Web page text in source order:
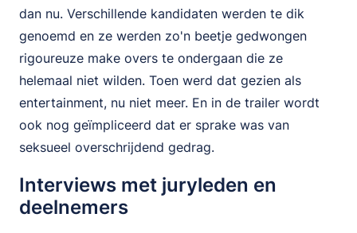
dan nu. Verschillende kandidaten werden te dik
genoemd en ze werden zo'n beetje gedwongen
rigoureuze make overs te ondergaan die ze
helemaal niet wilden. Toen werd dat gezien als
entertainment, nu niet meer. En in de trailer wordt
ook nog geïmpliceerd dat er sprake was van
seksueel overschrijdend gedrag.
Interviews met juryleden en
deelnemers